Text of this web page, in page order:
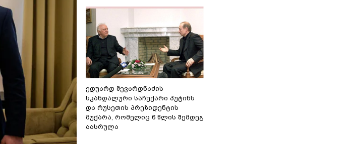
ედუარდ შევარდნაძის
სკანდალური საჩუქარი პუტინს
და რუსეთის პრეზიდენტის
მუქარა, რომელიც 6 წლის შემდეგ
აასრულა